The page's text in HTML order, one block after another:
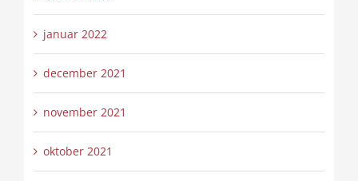
januar 2022
december 2021
november 2021
oktober 2021